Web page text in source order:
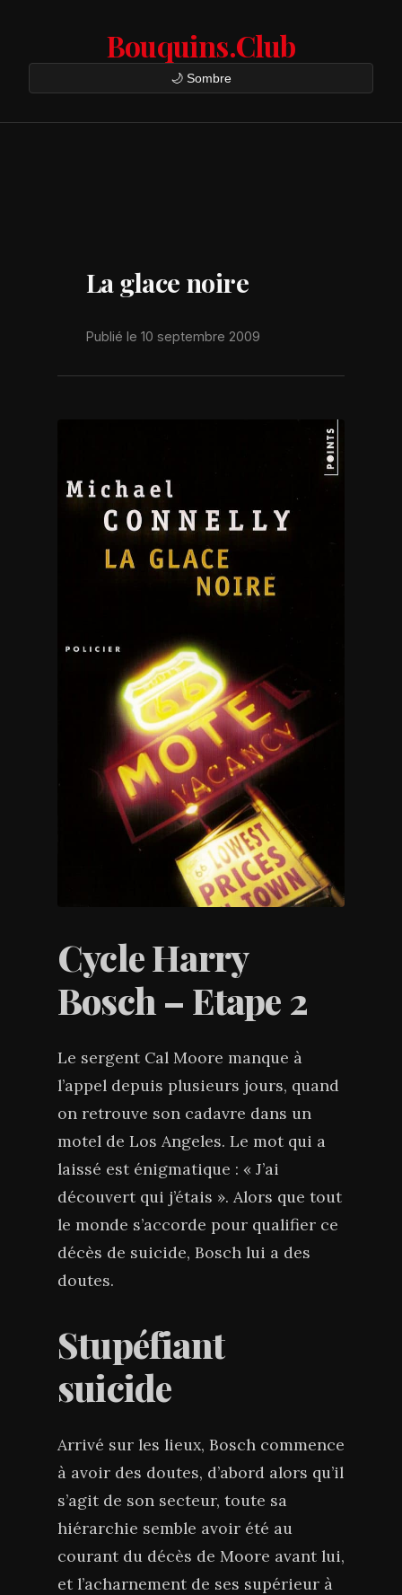
Bouquins.Club
🌙 Sombre
La glace noire
Publié le 10 septembre 2009
Cycle Harry
Bosch – Etape 2
Le sergent Cal Moore manque à
l’appel depuis plusieurs jours, quand
on retrouve son cadavre dans un
motel de Los Angeles. Le mot qui a
laissé est énigmatique : « J’ai
découvert qui j’étais ». Alors que tout
le monde s’accorde pour qualifier ce
décès de suicide, Bosch lui a des
doutes.
Stupéfiant
suicide
Arrivé sur les lieux, Bosch commence
à avoir des doutes, d’abord alors qu’il
s’agit de son secteur, toute sa
hiérarchie semble avoir été au
courant du décès de Moore avant lui,
et l’acharnement de ses supérieur à